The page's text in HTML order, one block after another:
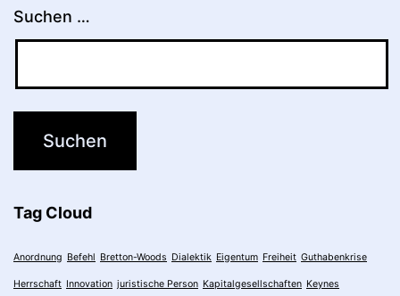
Suchen …
Tag Cloud
Anordnung Befehl Bretton-Woods Dialektik Eigentum Freiheit Guthabenkrise
Herrschaft Innovation juristische Person Kapitalgesellschaften Keynes